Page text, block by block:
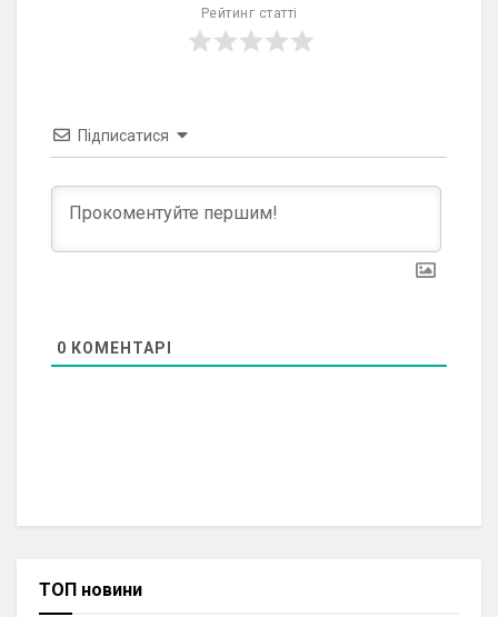
Рейтинг статті
Підписатися
0 КОМЕНТАРІ
ТОП новини